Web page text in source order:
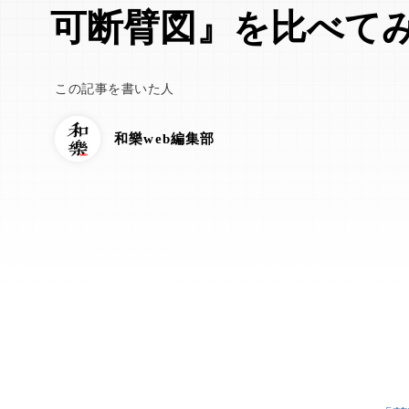
可断臂図』を比べて
この記事を書いた人
和樂web編集部